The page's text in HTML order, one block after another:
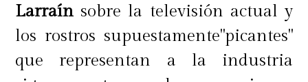
Larraín sobre la televisión actual y
los rostros supuestamente"picantes"
que representan a la industria